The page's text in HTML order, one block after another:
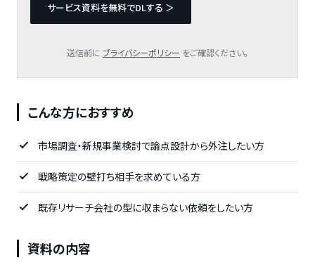
サービス資料を無料でDLする ＞
送信前に プライバシーポリシー をご確認ください。
こんな方におすすめ
市場調査・新規事業検討で論点設計から外注したい方
戦略策定の壁打ち相手を求めている方
既存リサーチ会社の型に収まらない依頼をしたい方
資料の内容